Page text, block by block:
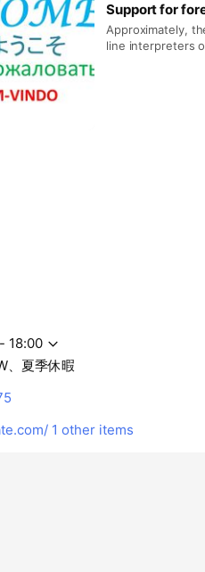
Support for
Approximately, the
line interpreters
18:00
、夏季休暇
1 other items